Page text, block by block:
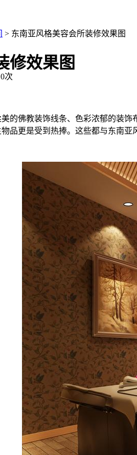
> 东南亚风格美容会所装修效果图
修效果图
0次
的佛教装饰线条、色彩浓郁的装
品更是受到热捧。这些都与东南亚